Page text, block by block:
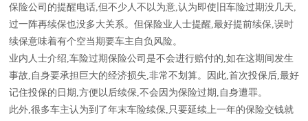
保险公司的提醒电话,但不少人不以为意,认为即使旧车险过期没几天,
过一阵再续保也没多大关系。但保险业人士提醒,最好提前续保,误时
续保意味着有个空当期要车主自负风险。
业内人士介绍,车险过期保险公司是不会进行赔付的,如在这期间发生
事故,自身要承担巨大的经济损失,非常不划算。因此,首次投保后,最好
记住投保的日期,方便以后续保,不会因为保险过期,自身遭罪。
此外,很多车主认为到了年末车险续保,只要延续上一年的保险交钱就